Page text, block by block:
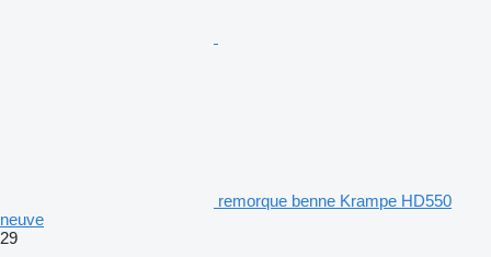
remorque benne Krampe HD550
neuve
29